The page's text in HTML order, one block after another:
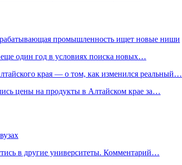
промышленность ищет новые ниши
один год в условиях поиска новых…
края — о том, как изменился реальный…
цены на продукты в Алтайском крае за…
в другие университеты. Комментарий…